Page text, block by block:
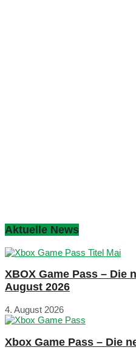
Aktuelle News
XBOX Game Pass – Die
August 2026
4. August 2026
Xbox Game Pass – Die